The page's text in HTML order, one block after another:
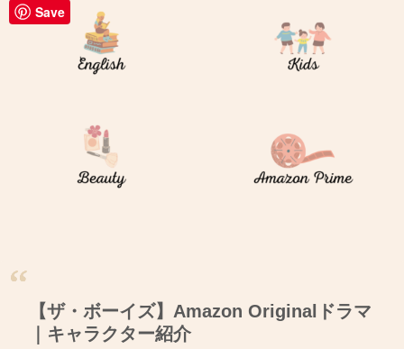
【ザ・ボーイズ】Amazon Originalドラマ
｜キャラクター紹介
Save